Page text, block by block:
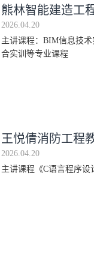
熊林智能建造工
2026.04.20
主讲课程：BIM信息技
合实训等专业课程
王悦倩消防工程
2026.04.20
主讲课程《C语言程序设